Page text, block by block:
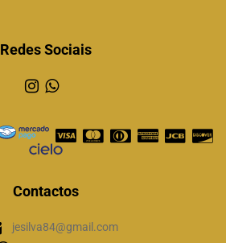
Redes Sociais
Contactos
jesilva84@gmail.com